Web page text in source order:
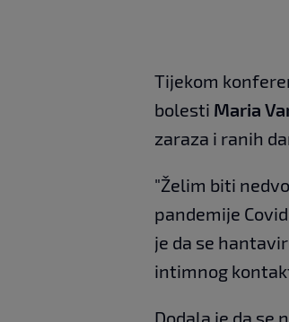
Tijekom
bolesti Maria
zaraza i ranih
"Želim biti
pandemije
je da se
intimnog